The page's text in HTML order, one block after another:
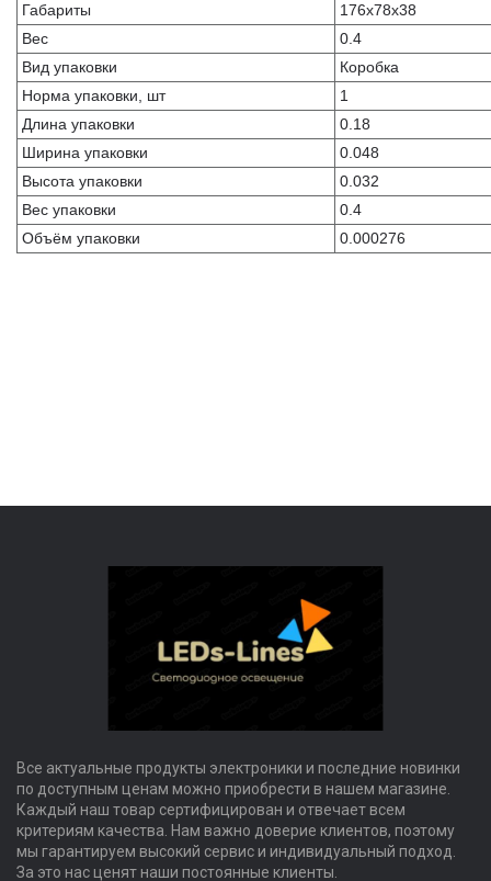
Габариты
176x78x38
Вес
0.4
Вид упаковки
Коробка
Норма упаковки, шт
1
Длина упаковки
0.18
Ширина упаковки
0.048
Высота упаковки
0.032
Вес упаковки
0.4
Объём упаковки
0.000276
Все актуальные продукты электроники и последние новинки
по доступным ценам можно приобрести в нашем магазине.
Каждый наш товар сертифицирован и отвечает всем
критериям качества. Нам важно доверие клиентов, поэтому
мы гарантируем высокий сервис и индивидуальный подход.
За это нас ценят наши постоянные клиенты.